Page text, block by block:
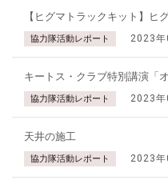
【ヒグマトラックキット】ヒ
協力隊活動レポート 2023年
キートス・クラブ特別講演「
協力隊活動レポート 2023年
天井の施工
協力隊活動レポート 2023年